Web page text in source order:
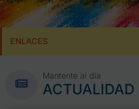
ENLACES
Mantente al día
ACTUALIDAD